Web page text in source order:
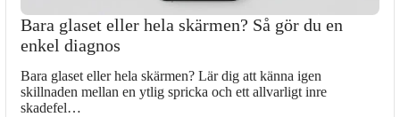
Bara glaset eller hela skärmen? Så gör du en
enkel diagnos
Bara glaset eller hela skärmen? Lär dig att känna igen
skillnaden mellan en ytlig spricka och ett allvarligt inre
skadefel…